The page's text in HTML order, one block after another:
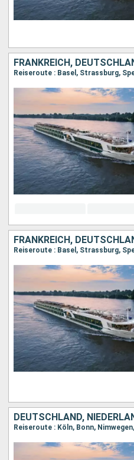
FRANKREICH,
Reiseroute : Basel, Strassburg,
FRANKREICH,
Reiseroute : Basel, Strassburg,
DEUTSCHLAND,
Reiseroute : Köln, Bonn,